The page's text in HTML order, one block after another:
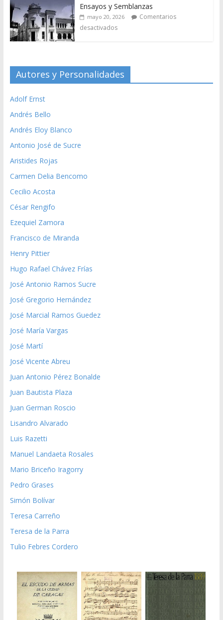
Ensayos y Semblanzas
mayo 20, 2026
Comentarios
desactivados
Autores y Personalidades
Adolf Ernst
Andrés Bello
Andrés Eloy Blanco
Antonio José de Sucre
Aristides Rojas
Carmen Delia Bencomo
Cecilio Acosta
César Rengifo
Ezequiel Zamora
Francisco de Miranda
Henry Pittier
Hugo Rafael Chávez Frías
José Antonio Ramos Sucre
José Gregorio Hernández
José Marcial Ramos Guedez
José María Vargas
José Martí
José Vicente Abreu
Juan Antonio Pérez Bonalde
Juan Bautista Plaza
Juan German Roscio
Lisandro Alvarado
Luis Razetti
Manuel Landaeta Rosales
Mario Briceño Iragorry
Pedro Grases
Simón Bolívar
Teresa Carreño
Teresa de la Parra
Tulio Febres Cordero